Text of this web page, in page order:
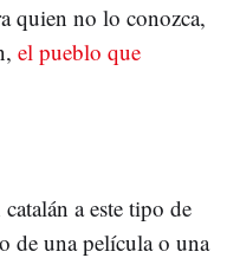
quien no lo conozca,
el pueblo que
a este tipo de
de una película o una